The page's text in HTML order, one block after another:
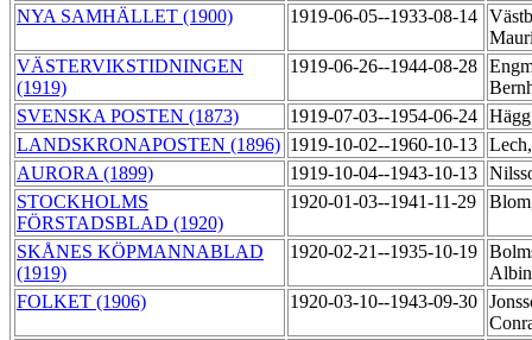
NYA SAMHÄLLET (1900) 1919-06-05--1933-08-14
VÄSTERVIKSTIDNINGEN
(1919)
1919-06-26--1944-08-28
SVENSKA POSTEN (1873)
1919-07-03--1954-06-24
LANDSKRONAPOSTEN (1896) 1919-10-02--1960-10-13
AURORA (1899)
1919-10-04--1943-10-13
STOCKHOLMS
FÖRSTADSBLAD (1920)
1920-01-03--1941-11-29
SKÅNES KÖPMANNABLAD
(1919)
1920-02-21--1935-10-19
FOLKET (1906)
1920-03-10--1943-09-30